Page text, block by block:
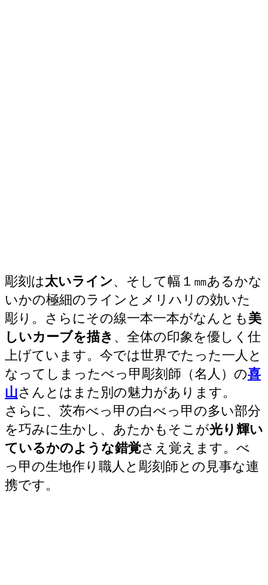
彫刻は太いライン、そして幅１㎜あるかな
いかの極細のラインとメリハリの効いた
彫り。さらにその線一本一本がなんとも 美
しいカーブを描き 、全体の印象を優しく仕
上げています。今では世界でたった一人と
なってしまったべっ甲彫刻師（名人）の喜
山さんとはまた別の魅力があります。
さらに、茨布べっ甲の白べっ甲の多い部分
を巧みに生かし、あたかもそこが光り輝い
ているかのような錯覚さえ覚えます。べ
っ甲の生地作り職人と彫刻師との見事な連
携です。